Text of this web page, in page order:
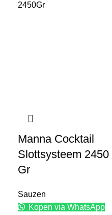
2450Gr
Manna Cocktail
Slottsysteem 2450
Gr
Sauzen
Kopen via WhatsApp